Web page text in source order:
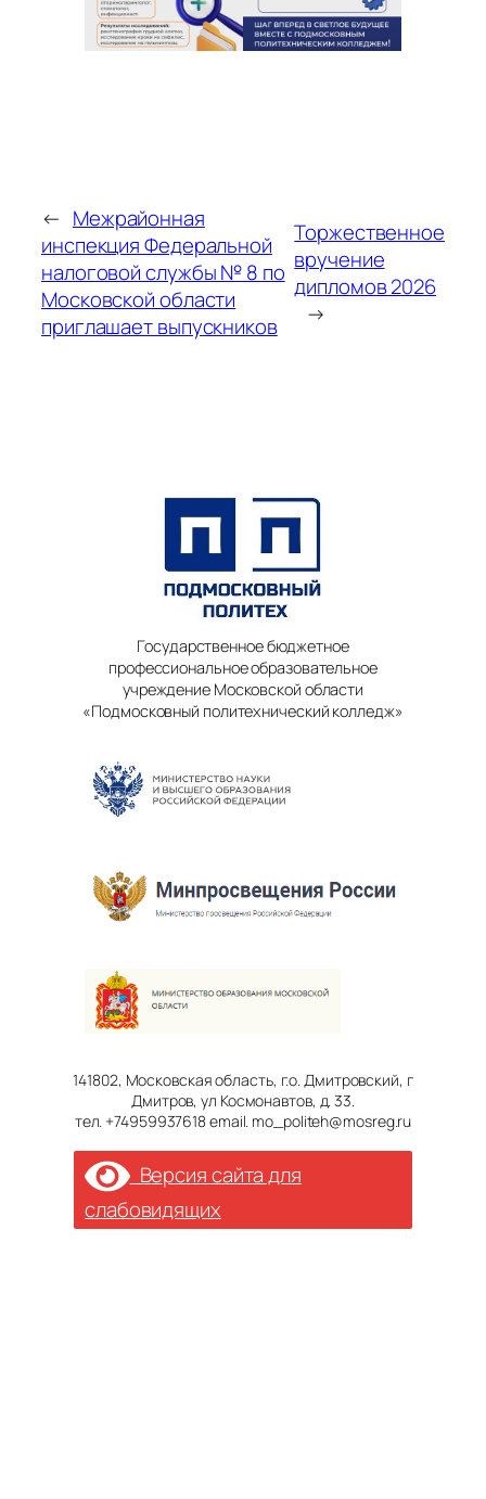
← Межрайонная
инспекция Федеральной
налоговой службы № 8 по
Московской области
приглашает выпускников
Торжественное
вручение
дипломов 2026
→
Государственное бюджетное
профессиональное образовательное
учреждение Московской области
«Подмосковный политехнический колледж»
141802, Московская область, г.о. Дмитровский, г
Дмитров, ул Космонавтов, д. 33.
тел. +74959937618 email. mo_politeh@mosreg.ru
Версия сайта для
слабовидящих